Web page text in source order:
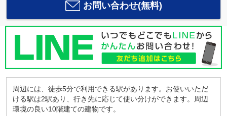
お問い合わせ(無料)
周辺には、徒歩5分で利用できる駅があります。お使いいただ
ける駅は2駅あり、行き先に応じて使い分けができます。周辺
環境の良い10階建ての建物です。